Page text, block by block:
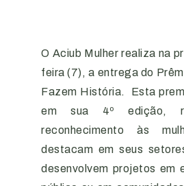
O Aciub Mulher realiza na
feira (7), a entrega do
Fazem História. Esta
em sua 4º edição,
reconhecimento às
destacam em seus
desenvolvem projetos em